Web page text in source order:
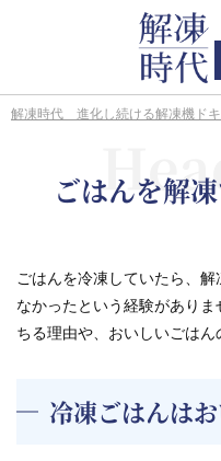
解凍時代 進化し続ける解凍機ド
ごはんを解
ごはんを冷凍していたら、
なかったという経験があり
ちる理由や、おいしいごはん
冷凍ごはんは